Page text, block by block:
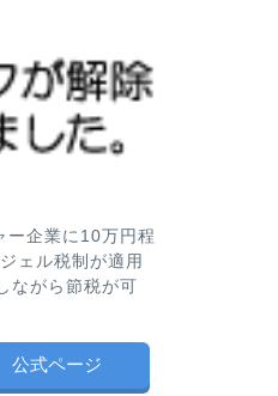
ー企業に10万円程
ェル税制が適用
ながら節税が可
公式ページ